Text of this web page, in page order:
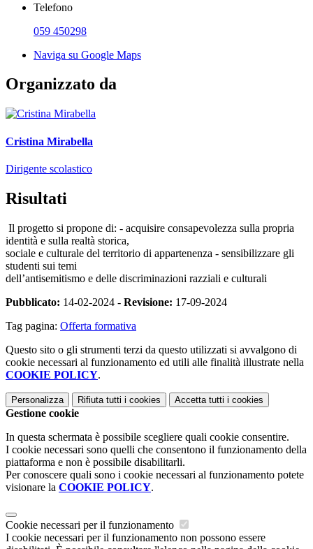
Telefono
059 450298
Naviga su Google Maps
Organizzato da
Cristina Mirabella
Dirigente scolastico
Risultati
Il progetto si propone di: - acquisire consapevolezza sulla propria
identità e sulla realtà storica,
sociale e culturale del territorio di appartenenza - sensibilizzare gli
studenti sui temi
dell’antisemitismo e delle discriminazioni razziali e culturali
Pubblicato: 14-02-2024 - Revisione: 17-09-2024
Tag pagina: Offerta formativa
Questo sito o gli strumenti terzi da questo utilizzati si avvalgono di
cookie necessari al funzionamento ed utili alle finalità illustrate nella
COOKIE POLICY.
Personalizza Rifiuta tutti i cookies Accetta tutti i cookies
Gestione cookie
In questa schermata è possibile scegliere quali cookie consentire.
I cookie necessari sono quelli che consentono il funzionamento della
piattaforma e non è possibile disabilitarli.
Per conoscere quali sono i cookie necessari al funzionamento potete
visionare la COOKIE POLICY.
Cookie necessari per il funzionamento
I cookie necessari per il funzionamento non possono essere